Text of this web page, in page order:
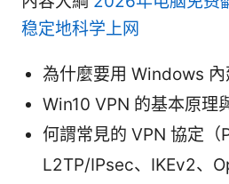
稳定地科学上网
為什麼要用 Windows 內
Win10 VPN 的基本原理
何謂常見的 VPN 協定（
L2TP/IPsec、IKEv2、